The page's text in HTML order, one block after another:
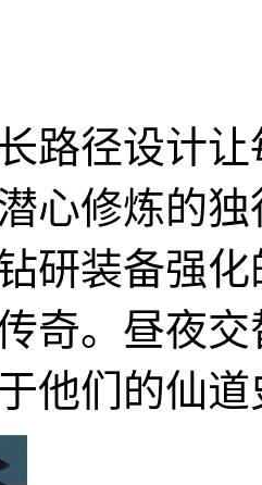
路径设计
心修炼的
研装备强
奇。昼夜
他们的仙道